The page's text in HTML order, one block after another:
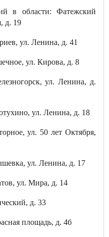
в области: Фатежский
д. 19
ул. Ленина, д. 41
ул. Кирова, д. 8
ул. Ленина, д.
ул. Ленина, д. 18
ул. 50 лет Октября,
ул. Ленина, д. 17
ул. Мира, д. 14
д. 33
площадь, д. 4б